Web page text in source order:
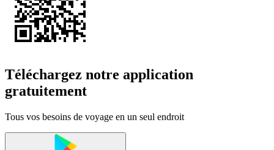
Téléchargez notre application
gratuitement
Tous vos besoins de voyage en un seul endroit